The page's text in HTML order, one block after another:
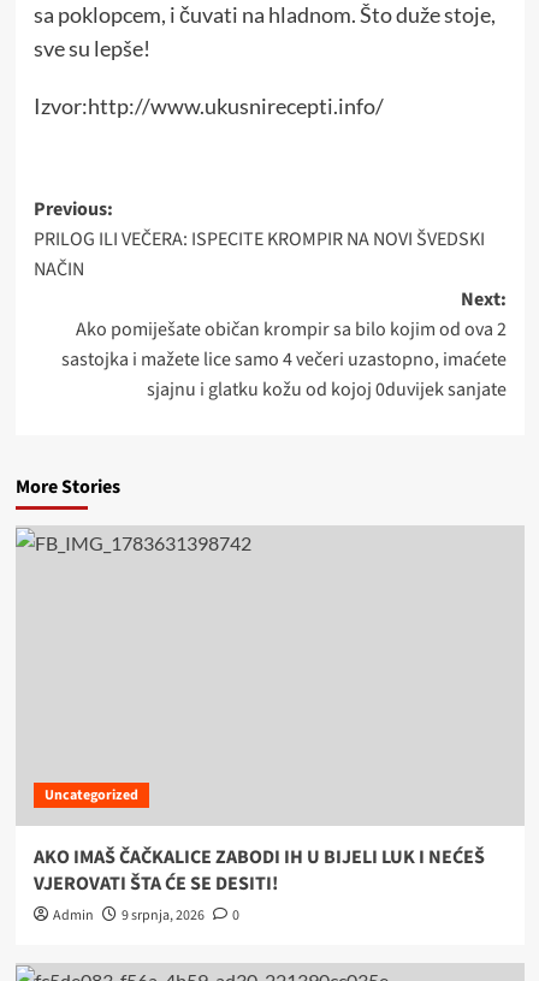
sa poklopcem, i čuvati na hladnom. Što duže stoje,
sve su lepše!
Izvor:http://www.ukusnirecepti.info/
Post
navigation
Previous:
PRILOG ILI VEČERA: ISPECITE KROMPIR NA NOVI ŠVEDSKI
NAČIN
Next:
Ako pomiješate običan krompir sa bilo kojim od ova 2
sastojka i mažete lice samo 4 večeri uzastopno, imaćete
sjajnu i glatku kožu od kojoj 0duvijek sanjate
More Stories
Uncategorized
AKO IMAŠ ČAČKALICE ZABODI IH U BIJELI LUK I NEĆEŠ
VJEROVATI ŠTA ĆE SE DESITI!
Admin 9 srpnja, 2026 0